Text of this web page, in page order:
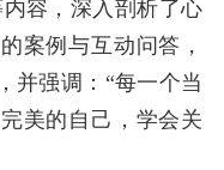
容，深入剖析了心
案例与互动问答，
并强调：“每一个当
美的自己，学会关